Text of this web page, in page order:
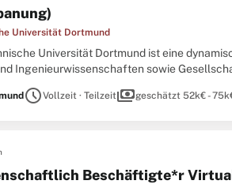
Universität Dortmund
Universität Dortmund ist eine
Ingenieurwissenschaften sowie
scheduleVollzeit · Teilzeitpaymentsgeschätzt 52k€ -
Beschäftigte*r